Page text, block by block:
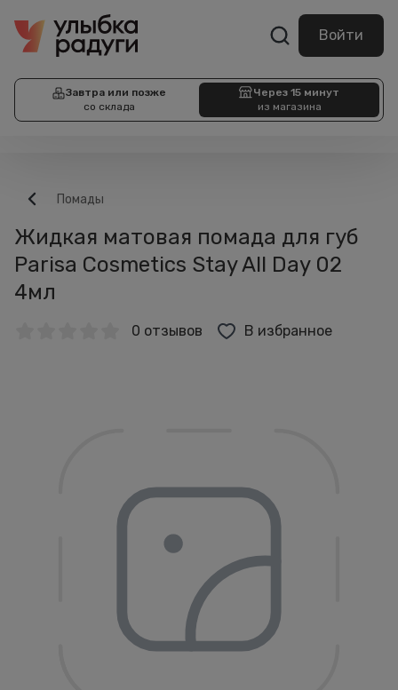
Войти
Завтра или позже
со склада
Через 15 минут
из магазина
Помады
Жидкая матовая помада для губ
Parisa Cosmetics Stay All Day 02
4мл
0 отзывов В избранное